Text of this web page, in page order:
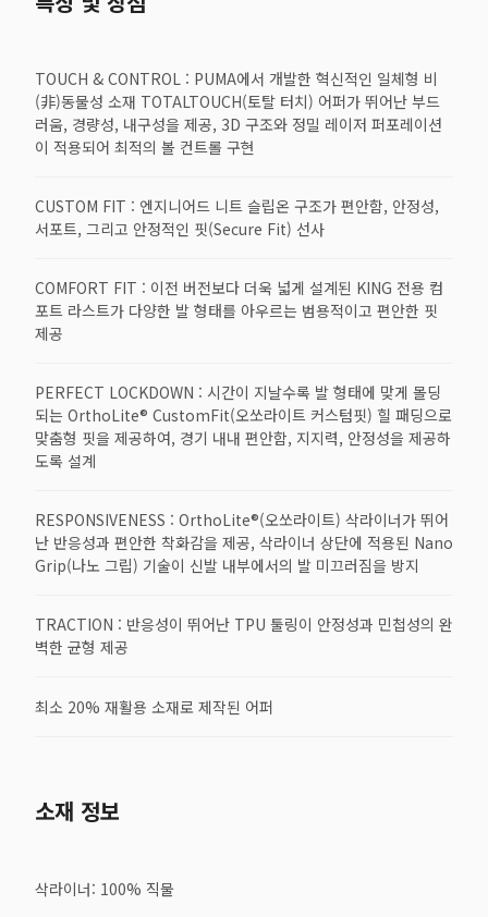
TOUCH & CONTROL : PUMA에서 개발한 혁신적인 일체형 비
(非)동물성 소재 TOTALTOUCH(토탈 터치) 어퍼가 뛰어난 부드
러움, 경량성, 내구성을 제공, 3D 구조와 정밀 레이저 퍼포레이션
이 적용되어 최적의 볼 컨트롤 구현
CUSTOM FIT : 엔지니어드 니트 슬립온 구조가 편안함, 안정성,
서포트, 그리고 안정적인 핏(Secure Fit) 선사
COMFORT FIT : 이전 버전보다 더욱 넓게 설계된 KING 전용 컴
포트 라스트가 다양한 발 형태를 아우르는 범용적이고 편안한 핏
제공
PERFECT LOCKDOWN : 시간이 지날수록 발 형태에 맞게 몰딩
되는 OrthoLite® CustomFit(오쏘라이트 커스텀핏) 힐 패딩으로
맞춤형 핏을 제공하여, 경기 내내 편안함, 지지력, 안정성을 제공하
도록 설계
RESPONSIVENESS : OrthoLite®(오쏘라이트) 삭라이너가 뛰어
난 반응성과 편안한 착화감을 제공, 삭라이너 상단에 적용된 Nano
Grip(나노 그립) 기술이 신발 내부에서의 발 미끄러짐을 방지
TRACTION : 반응성이 뛰어난 TPU 툴링이 안정성과 민첩성의 완
벽한 균형 제공
최소 20% 재활용 소재로 제작된 어퍼
소재 정보
삭라이너: 100% 직물